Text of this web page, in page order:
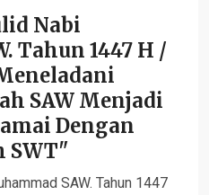
Nabi
Tahun 1447 H /
SAW Menjadi
Dengan
SWT"
SAW. Tahun 1447